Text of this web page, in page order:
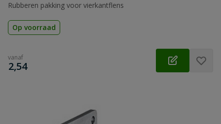
Rubberen pakking voor vierkantflens
Op voorraad
vanaf
€
2,54